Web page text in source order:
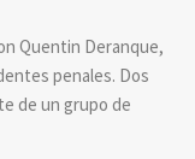
Quentin Deranque,
penales. Dos
de un grupo de